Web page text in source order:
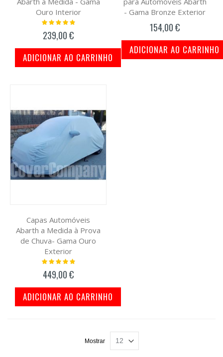
Ouro Interior
Classificação:
239,00 €
ADICIONAR AO CARRINHO
- Gama Bronze Exterior
154,00 €
ADICIONAR AO CARRINHO
Capas Automóveis
Abarth a Medida à Prova
de Chuva- Gama Ouro
Exterior
Classificação:
449,00 €
ADICIONAR AO CARRINHO
Mostrar